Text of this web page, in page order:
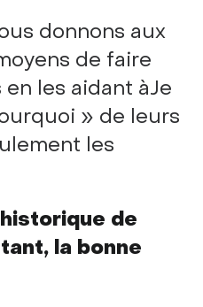
donnons aux
de faire
les aidant àJe
» de leurs
les
de
la bonne